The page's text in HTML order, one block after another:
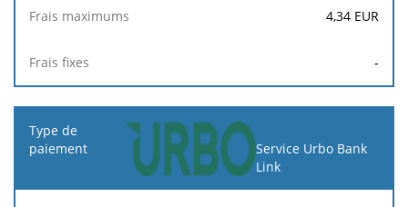
4,34 EUR
-
Service Urbo Bank
Link